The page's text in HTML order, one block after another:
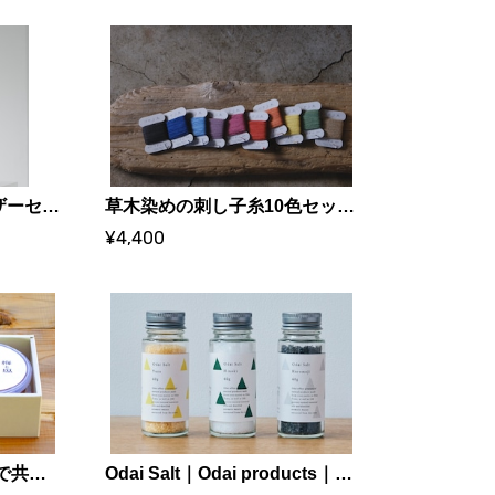
ヒメシャラ ディフューザーセット 森林の香り｜Odai products｜株式会社サカキL&Eワイズ、宮川森林組合 草木染めの刺し子糸10色セット｜けせら工房
¥4,400
【贈答】"シワが寄るまで共に健康で" 食卓を彩る紅白ギフト｜梅ボーイズ｜和歌山県みなべ町 Odai Salt｜Odai products｜株式会社サカキL&Eワイズ、宮川森林組合